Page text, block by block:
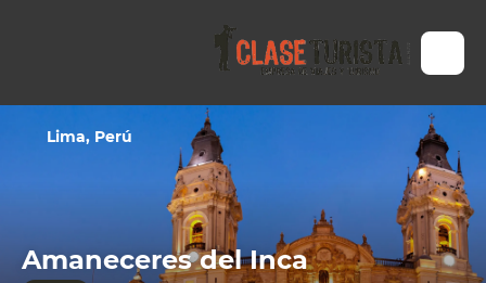
Amaneceres del Inca
Lima, Perú